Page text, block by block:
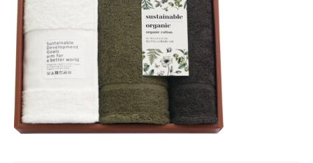
ッ
プ
CF Dashboard
CF User Registration
CF campaign form
CF Listing Page